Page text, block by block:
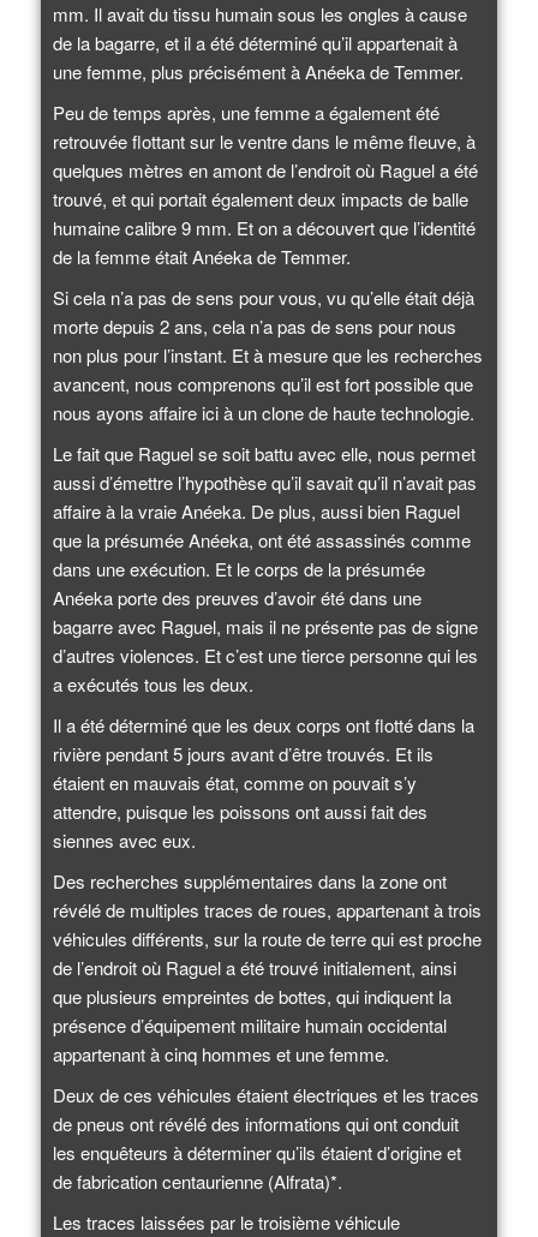
mm. Il avait du tissu humain sous les ongles à cause
de la bagarre, et il a été déterminé qu’il appartenait à
une femme, plus précisément à Anéeka de Temmer.
Peu de temps après, une femme a également été
retrouvée flottant sur le ventre dans le même fleuve, à
quelques mètres en amont de l’endroit où Raguel a été
trouvé, et qui portait également deux impacts de balle
humaine calibre 9 mm. Et on a découvert que l’identité
de la femme était Anéeka de Temmer.
Si cela n’a pas de sens pour vous, vu qu’elle était déjà
morte depuis 2 ans, cela n’a pas de sens pour nous
non plus pour l’instant. Et à mesure que les recherches
avancent, nous comprenons qu’il est fort possible que
nous ayons affaire ici à un clone de haute technologie.
Le fait que Raguel se soit battu avec elle, nous permet
aussi d’émettre l’hypothèse qu’il savait qu’il n’avait pas
affaire à la vraie Anéeka. De plus, aussi bien Raguel
que la présumée Anéeka, ont été assassinés comme
dans une exécution. Et le corps de la présumée
Anéeka porte des preuves d’avoir été dans une
bagarre avec Raguel, mais il ne présente pas de signe
d’autres violences. Et c’est une tierce personne qui les
a exécutés tous les deux.
Il a été déterminé que les deux corps ont flotté dans la
rivière pendant 5 jours avant d’être trouvés. Et ils
étaient en mauvais état, comme on pouvait s’y
attendre, puisque les poissons ont aussi fait des
siennes avec eux.
Des recherches supplémentaires dans la zone ont
révélé de multiples traces de roues, appartenant à trois
véhicules différents, sur la route de terre qui est proche
de l’endroit où Raguel a été trouvé initialement, ainsi
que plusieurs empreintes de bottes, qui indiquent la
présence d’équipement militaire humain occidental
appartenant à cinq hommes et une femme.
Deux de ces véhicules étaient électriques et les traces
de pneus ont révélé des informations qui ont conduit
les enquêteurs à déterminer qu’ils étaient d’origine et
de fabrication centaurienne (Alfrata)*.
Les traces laissées par le troisième véhicule